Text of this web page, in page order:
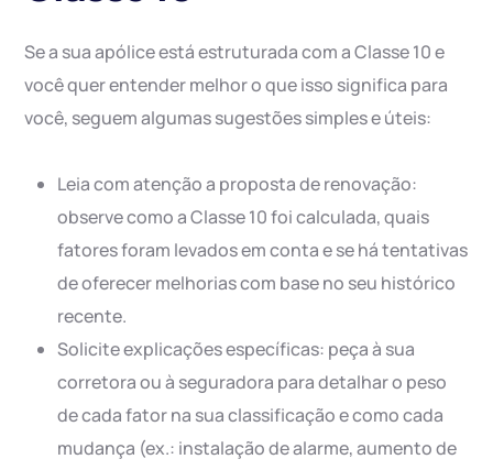
Se a sua apólice está estruturada com a Classe 10 e
você quer entender melhor o que isso significa para
você, seguem algumas sugestões simples e úteis:
Leia com atenção a proposta de renovação:
observe como a Classe 10 foi calculada, quais
fatores foram levados em conta e se há tentativas
de oferecer melhorias com base no seu histórico
recente.
Solicite explicações específicas: peça à sua
corretora ou à seguradora para detalhar o peso
de cada fator na sua classificação e como cada
mudança (ex.: instalação de alarme, aumento de